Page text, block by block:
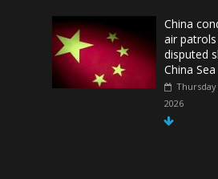
China
air
disputed
China Sea
Thursday
2026